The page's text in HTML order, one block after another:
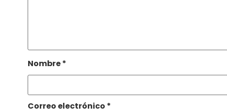
Nombre*
Correo electrónico *